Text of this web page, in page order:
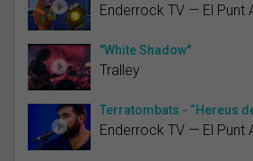
Enderrock TV — El Punt
"White Shadow"
Tralley
Terratombats - “Hereus
Enderrock TV — El Punt